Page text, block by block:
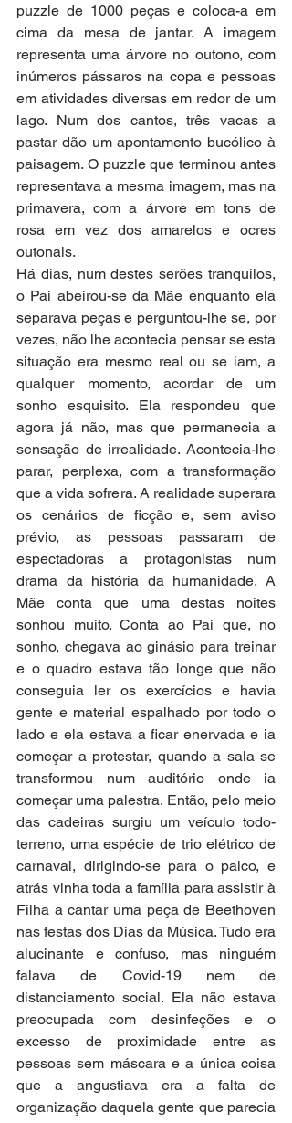
puzzle de 1000 peças e coloca-a em
cima da mesa de jantar. A imagem
representa uma árvore no outono, com
inúmeros pássaros na copa e pessoas
em atividades diversas em redor de um
lago. Num dos cantos, três vacas a
pastar dão um apontamento bucólico à
paisagem. O puzzle que terminou antes
representava a mesma imagem, mas na
primavera, com a árvore em tons de
rosa em vez dos amarelos e ocres
outonais.
Há dias, num destes serões tranquilos,
o Pai abeirou-se da Mãe enquanto ela
separava peças e perguntou-lhe se, por
vezes, não lhe acontecia pensar se esta
situação era mesmo real ou se iam, a
qualquer momento, acordar de um
sonho esquisito. Ela respondeu que
agora já não, mas que permanecia a
sensação de irrealidade. Acontecia-lhe
parar, perplexa, com a transformação
que a vida sofrera. A realidade superara
os cenários de ficção e, sem aviso
prévio, as pessoas passaram de
espectadoras a protagonistas num
drama da história da humanidade. A
Mãe conta que uma destas noites
sonhou muito. Conta ao Pai que, no
sonho, chegava ao ginásio para treinar
e o quadro estava tão longe que não
conseguia ler os exercícios e havia
gente e material espalhado por todo o
lado e ela estava a ficar enervada e ia
começar a protestar, quando a sala se
transformou num auditório onde ia
começar uma palestra. Então, pelo meio
das cadeiras surgiu um veículo todo-
terreno, uma espécie de trio elétrico de
carnaval, dirigindo-se para o palco, e
atrás vinha toda a família para assistir à
Filha a cantar uma peça de Beethoven
nas festas dos Dias da Música. Tudo era
alucinante e confuso, mas ninguém
falava de Covid-19 nem de
distanciamento social. Ela não estava
preocupada com desinfeções e o
excesso de proximidade entre as
pessoas sem máscara e a única coisa
que a angustiava era a falta de
organização daquela gente que parecia